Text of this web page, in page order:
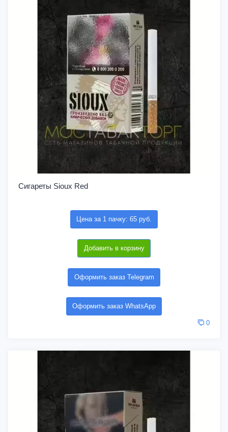
Сигареты Sioux Red
Цена за 1 пачку: 65 руб.
Добавить в корзину
Оформить заказ Telegram
Оформить заказ WhatsApp
0